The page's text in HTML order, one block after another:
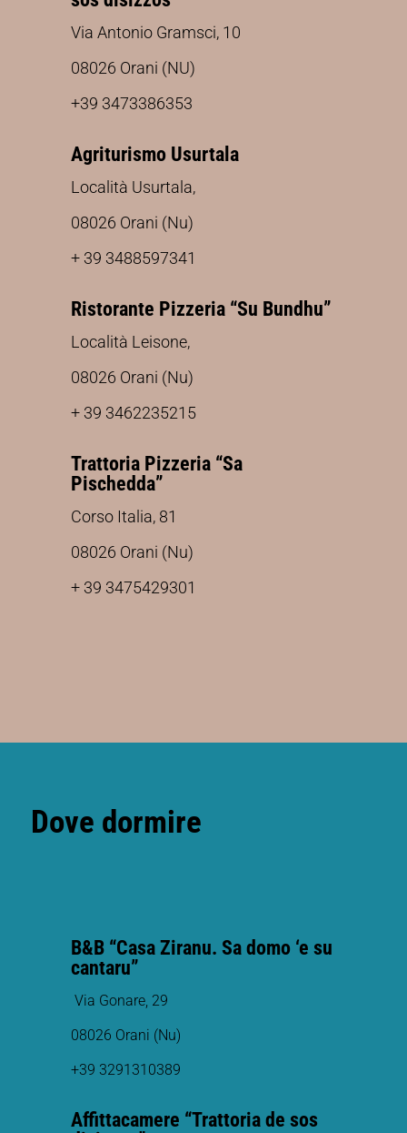
Via Antonio Gramsci, 10
08026 Orani (NU)
+39 3473386353
Agriturismo Usurtala
Località Usurtala,
08026 Orani (Nu)
+ 39 3488597341
Ristorante Pizzeria “Su Bundhu”
Località Leisone,
08026 Orani (Nu)
+ 39 3462235215
Trattoria Pizzeria “Sa
Pischedda”
Corso Italia, 81
08026 Orani (Nu)
+ 39 3475429301
Dove dormire
B&B “Casa Ziranu. Sa domo ‘e su
cantaru”
Via Gonare, 29
08026 Orani (Nu)
+39 3291310389
Affittacamere “Trattoria de sos